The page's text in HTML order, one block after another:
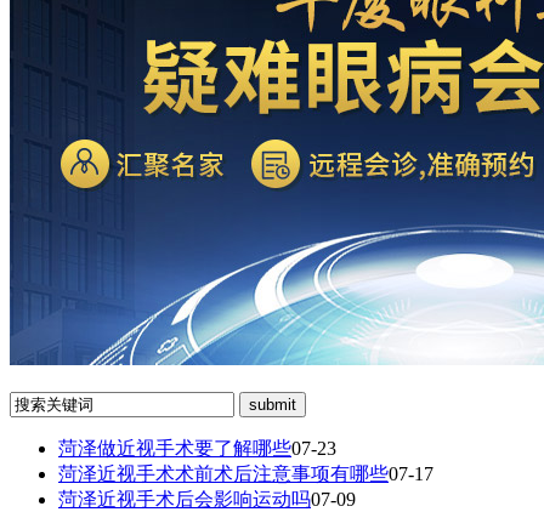
菏泽做近视手术要了解哪些07-23
菏泽近视手术术前术后注意事项有哪些07-17
菏泽近视手术后会影响运动吗07-09